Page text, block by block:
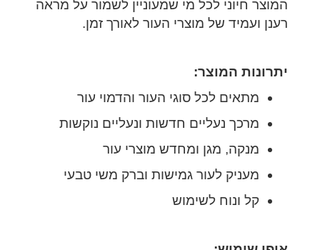
המוצר חיוני לכל מי שמעוניין לשמור על מראה
רענן ועמיד של מוצרי העור לאורך זמן.
יתרונות המוצר:
מתאים לכל סוגי העור והדמוי עור
מרכך נעליים חדשות ונעליים נוקשות
מנקה, מגן ומחדש מוצרי עור
מעניק לעור גמישות וברק משי טבעי
קל ונוח לשימוש